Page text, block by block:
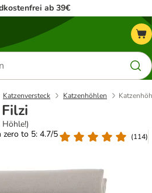
ab 39€
Katzenversteck Katzenhöhlen
zero to 5: 4.7/5
(114)